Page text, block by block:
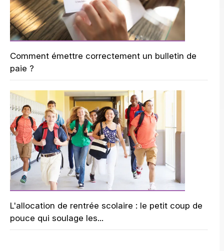
Comment émettre correctement un bulletin de
paie ?
L'allocation de rentrée scolaire : le petit coup de
pouce qui soulage les...